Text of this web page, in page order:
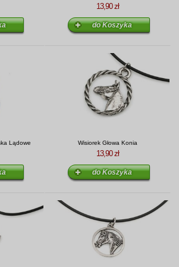
13,90 zł
Lądowe Wisiorek Głowa Konia
13,90 zł